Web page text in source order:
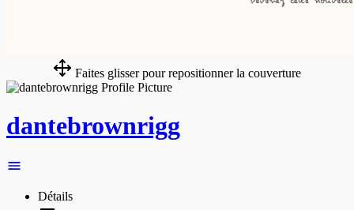
Faites glisser pour repositionner la couverture
dantebrownrigg
Détails